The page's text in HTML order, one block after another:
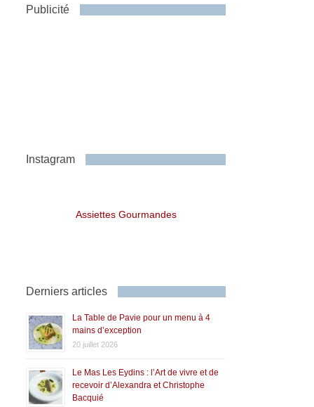
Publicité
Instagram
Assiettes Gourmandes
Derniers articles
La Table de Pavie pour un menu à 4
mains d’exception
20 juillet 2026
Le Mas Les Eydins : l’Art de vivre et de
recevoir d’Alexandra et Christophe
Bacquié